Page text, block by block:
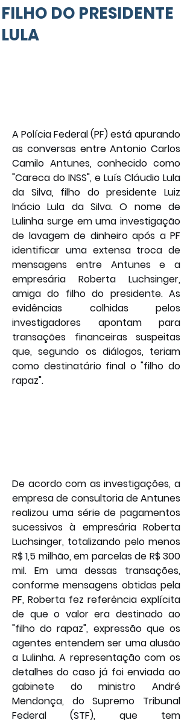
FILHO DO PRESIDENTE
LULA
A Polícia Federal (PF) está apurando
as conversas entre Antonio Carlos
Camilo Antunes, conhecido como
"Careca do INSS", e Luís Cláudio Lula
da Silva, filho do presidente Luiz
Inácio Lula da Silva. O nome de
Lulinha surge em uma investigação
de lavagem de dinheiro após a PF
identificar uma extensa troca de
mensagens entre Antunes e a
empresária Roberta Luchsinger,
amiga do filho do presidente. As
evidências colhidas pelos
investigadores apontam para
transações financeiras suspeitas
que, segundo os diálogos, teriam
como destinatário final o "filho do
rapaz".
De acordo com as investigações, a
empresa de consultoria de Antunes
realizou uma série de pagamentos
sucessivos à empresária Roberta
Luchsinger, totalizando pelo menos
R$ 1,5 milhão, em parcelas de R$ 300
mil. Em uma dessas transações,
conforme mensagens obtidas pela
PF, Roberta fez referência explícita
de que o valor era destinado ao
"filho do rapaz", expressão que os
agentes entendem ser uma alusão
a Lulinha. A representação com os
detalhes do caso já foi enviada ao
gabinete do ministro André
Mendonça, do Supremo Tribunal
Federal (STF), que tem